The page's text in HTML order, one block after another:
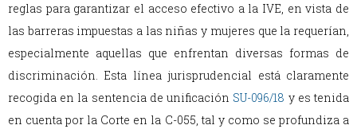
reglas para garantizar el acceso efectivo a la IVE, en vista de
las barreras impuestas a las niñas y mujeres que la requerían,
especialmente aquellas que enfrentan diversas formas de
discriminación. Esta línea jurisprudencial está claramente
recogida en la sentencia de unificación SU-096/18 y es tenida
en cuenta por la Corte en la C-055, tal y como se profundiza a